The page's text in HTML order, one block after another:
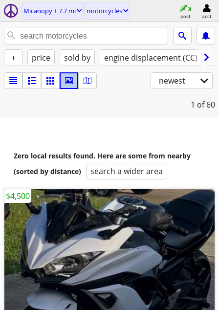
Micanopy ± 7.7 mi motorcycles
post acct
+ price sold by engine displacement (CC)
newest
1 of 60
Zero local results found. Here are some from nearby
(sorted by distance)
search a wider area
$4,500